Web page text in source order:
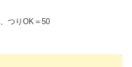
つりOK＝50